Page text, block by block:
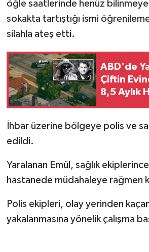
öğle saatlerinde henüz
sokakta tartıştığı ismi
silahla ateş etti.
ABD'de
Çiftin
8,5 Aylık
İhbar üzerine bölgeye polis ve
edildi.
Yaralanan Emül, sağlık ekiplerince
hastanede müdahaleye rağmen
Polis ekipleri, olay yerinden kaçan
yakalanmasına yönelik çalışma